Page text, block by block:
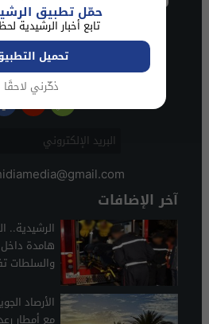
آخر الإضافات
هامدة داخل
والسلطات
الأرصاد
مع أمطار
حمّل تطبيق
تابع أخبار الرشيدية
تحميل
ذكّرني لاحقًا